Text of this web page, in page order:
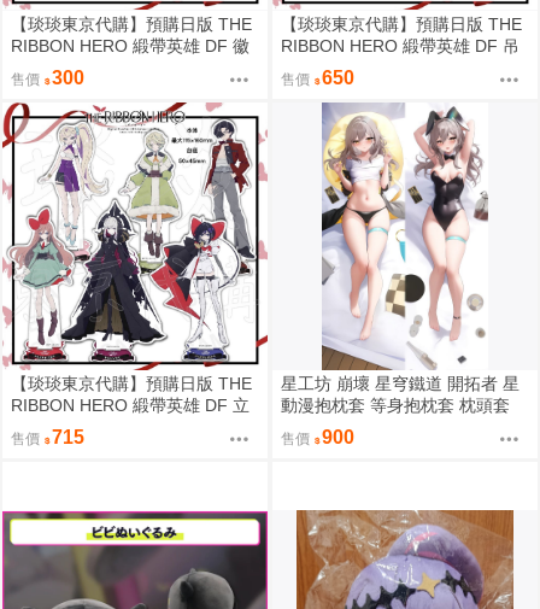
【琰琰東京代購】預購日版 THE
RIBBON HERO 緞帶英雄 DF 徽
章 藍寶石 帕茵 天鵝絨 吉露可
售價 300
【琰琰東京代購】預購日版 THE
RIBBON HERO 緞帶英雄 DF 吊
飾 藍寶石 帕茵 天鵝絨 吉露可
售價 650
【琰琰東京代購】預購日版 THE
RIBBON HERO 緞帶英雄 DF 立
牌 藍寶石 帕茵 天鵝絨 吉露可
售價 715
星工坊 崩壞 星穹鐵道 開拓者 星
動漫抱枕套 等身抱枕套 枕頭套
售價 900